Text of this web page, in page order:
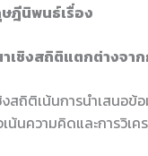
ษฎีนิพนธ์เรื่อง
เชิงสถิติแตกต่างจาก
สถิติเน้นการนำเสนอข้
น้นความคิดและการวิเค